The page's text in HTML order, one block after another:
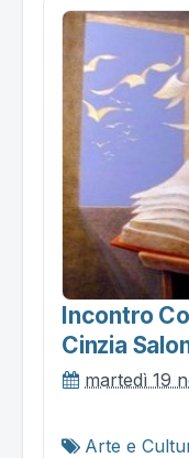
Incontro
Cinzia
martedì 19
Arte e